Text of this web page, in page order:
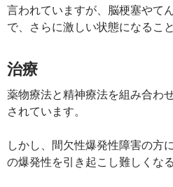
言われていますが、脳梗塞やて
で、さらに激しい状態になるこ
治療
薬物療法と精神療法を組み合わ
されています。
しかし、間欠性爆発性障害の方
の爆発性を引き起こし難しくな